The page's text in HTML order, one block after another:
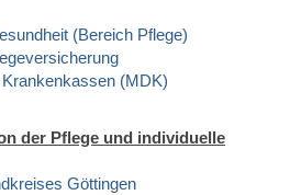
gesucht
(Bereich Pflege)
(MDK)
der Pflege und individuelle
Göttingen